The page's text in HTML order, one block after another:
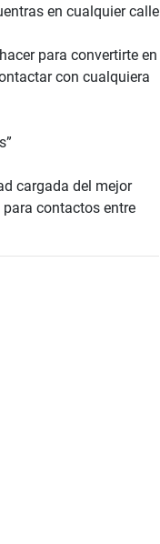
en cualquier calle
para convertirte en
con cualquiera
cargada del mejor
contactos entre